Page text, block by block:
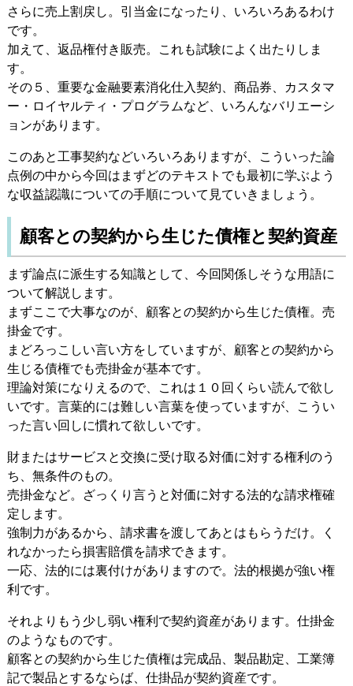
さらに売上割戻し。引当金になったり、いろいろあるわけ
です。
加えて、返品権付き販売。これも試験によく出たりしま
す。
その５、重要な金融要素消化仕入契約、商品券、カスタマ
ー・ロイヤルティ・プログラムなど、いろんなバリエーシ
ョンがあります。
このあと工事契約などいろいろありますが、こういった論
点例の中から今回はまずどのテキストでも最初に学ぶよう
な収益認識についての手順について見ていきましょう。
顧客との契約から生じた債権と契約資産
まず論点に派生する知識として、今回関係しそうな用語に
ついて解説します。
まずここで大事なのが、顧客との契約から生じた債権。売
掛金です。
まどろっこしい言い方をしていますが、顧客との契約から
生じる債権でも売掛金が基本です。
理論対策になりえるので、これは１０回くらい読んで欲し
いです。言葉的には難しい言葉を使っていますが、こうい
った言い回しに慣れて欲しいです。
財またはサービスと交換に受け取る対価に対する権利のう
ち、無条件のもの。
売掛金など。ざっくり言うと対価に対する法的な請求権確
定します。
強制力があるから、請求書を渡してあとはもらうだけ。く
れなかったら損害賠償を請求できます。
一応、法的には裏付けがありますので。法的根拠が強い権
利です。
それよりもう少し弱い権利で契約資産があります。仕掛金
のようなものです。
顧客との契約から生じた債権は完成品、製品勘定、工業簿
記で製品とするならば、仕掛品が契約資産です。